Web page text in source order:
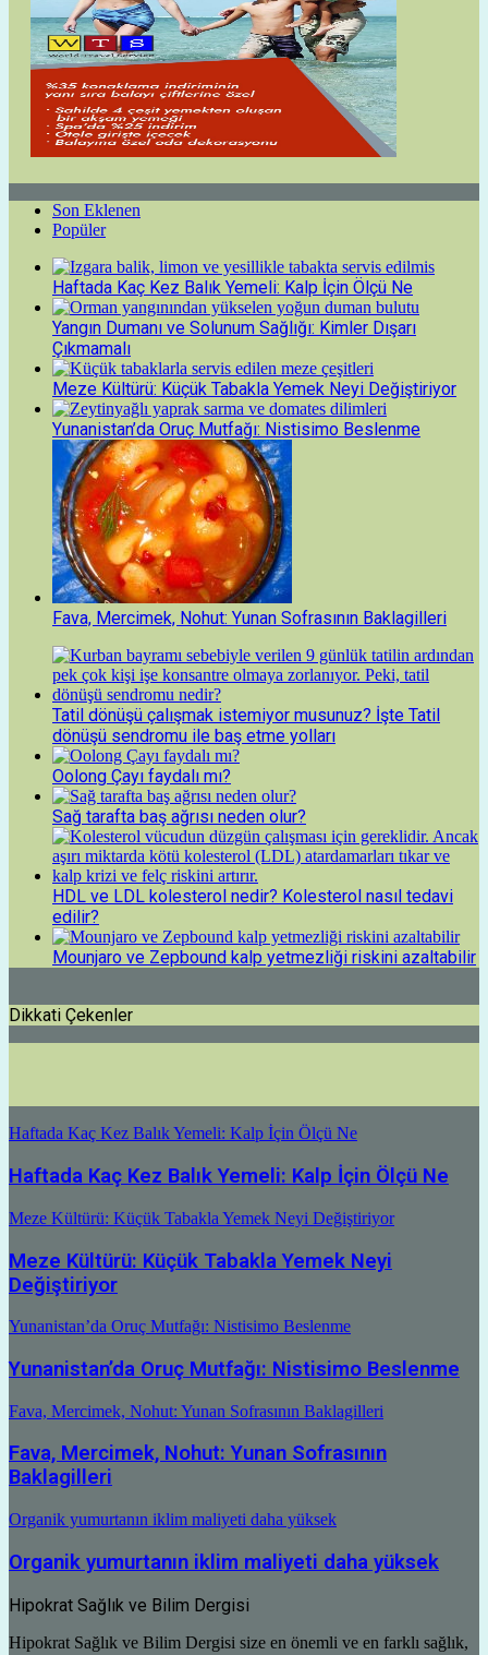
Son Eklenen
Popüler
Haftada Kaç Kez Balık Yemeli: Kalp İçin Ölçü Ne
Yangın Dumanı ve Solunum Sağlığı: Kimler Dışarı
Çıkmamalı
Meze Kültürü: Küçük Tabakla Yemek Neyi Değiştiriyor
Yunanistan’da Oruç Mutfağı: Nistisimo Beslenme
Fava, Mercimek, Nohut: Yunan Sofrasının Baklagilleri
Tatil dönüşü çalışmak istemiyor musunuz? İşte Tatil
dönüşü sendromu ile baş etme yolları
Oolong Çayı faydalı mı?
Sağ tarafta baş ağrısı neden olur?
HDL ve LDL kolesterol nedir? Kolesterol nasıl tedavi
edilir?
Mounjaro ve Zepbound kalp yetmezliği riskini azaltabilir
Dikkati Çekenler
Haftada Kaç Kez Balık Yemeli: Kalp İçin Ölçü Ne
Haftada Kaç Kez Balık Yemeli: Kalp İçin Ölçü Ne
Meze Kültürü: Küçük Tabakla Yemek Neyi Değiştiriyor
Meze Kültürü: Küçük Tabakla Yemek Neyi
Değiştiriyor
Yunanistan’da Oruç Mutfağı: Nistisimo Beslenme
Yunanistan’da Oruç Mutfağı: Nistisimo Beslenme
Fava, Mercimek, Nohut: Yunan Sofrasının Baklagilleri
Fava, Mercimek, Nohut: Yunan Sofrasının
Baklagilleri
Organik yumurtanın iklim maliyeti daha yüksek
Organik yumurtanın iklim maliyeti daha yüksek
Hipokrat Sağlık ve Bilim Dergisi
Hipokrat Sağlık ve Bilim Dergisi size en önemli ve en farklı sağlık,